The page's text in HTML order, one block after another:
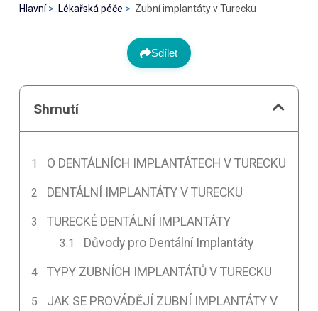
Hlavní Lékařská péče Zubní implantáty v Turecku
Sdílet
Shrnutí
O DENTÁLNÍCH IMPLANTÁTECH V TURECKU
DENTÁLNÍ IMPLANTÁTY V TURECKU
TURECKÉ DENTÁLNÍ IMPLANTÁTY
Důvody pro Dentální Implantáty
TYPY ZUBNÍCH IMPLANTÁTŮ V TURECKU
JAK SE PROVÁDĚJÍ ZUBNÍ IMPLANTÁTY V